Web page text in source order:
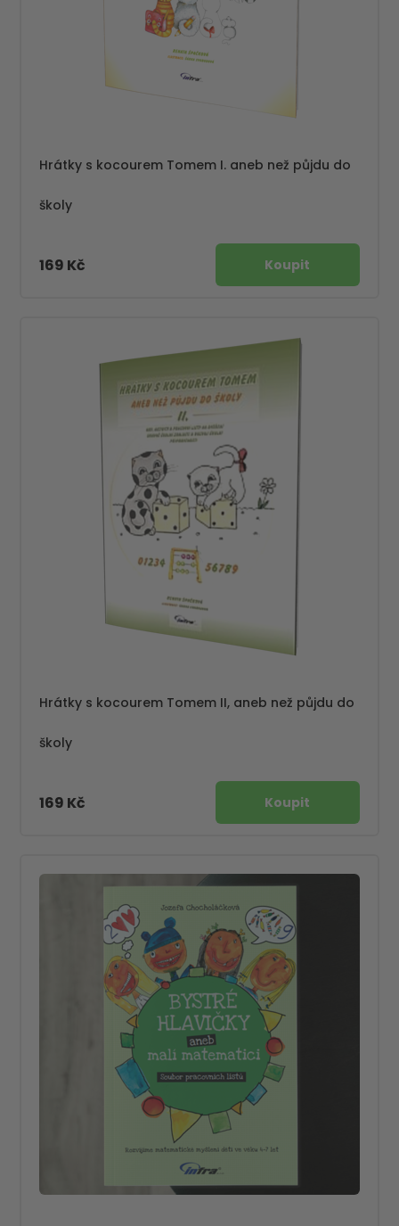
Hrátky s kocourem Tomem I. aneb než půjdu do
školy
169 Kč
Hrátky s kocourem Tomem II, aneb než půjdu do
školy
169 Kč